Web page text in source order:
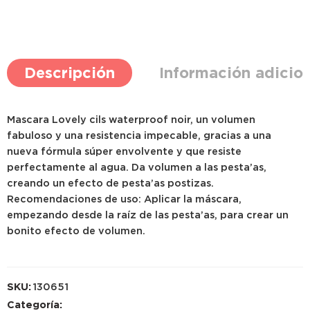
Descripción Información
Mascara Lovely cils waterproof noir, un volumen
fabuloso y una resistencia impecable, gracias a una
nueva fórmula súper envolvente y que resiste
perfectamente al agua. Da volumen a las pesta’as,
creando un efecto de pesta’as postizas.
Recomendaciones de uso: Aplicar la máscara,
empezando desde la raíz de las pesta’as, para crear un
bonito efecto de volumen.
SKU:130651
Categoría: